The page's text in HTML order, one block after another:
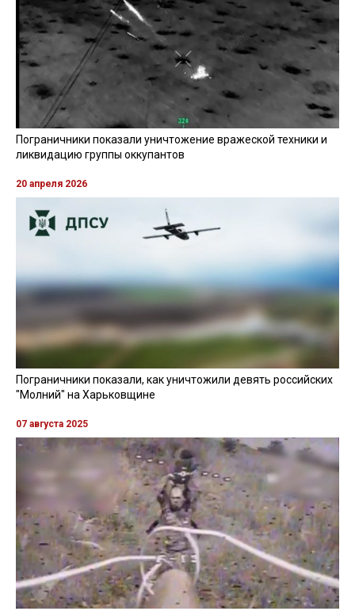
Пограничники показали уничтожение вражеской техники и
ликвидацию группы оккупантов
20 апреля 2026
Пограничники показали, как уничтожили девять российских
"Молний" на Харьковщине
07 августа 2025